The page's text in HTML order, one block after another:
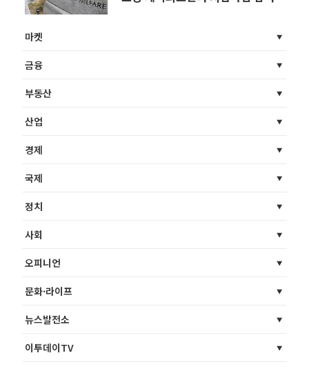
마켓
금융
부동산
산업
경제
국제
정치
사회
오피니언
문화·라이프
뉴스발전소
이투데이TV